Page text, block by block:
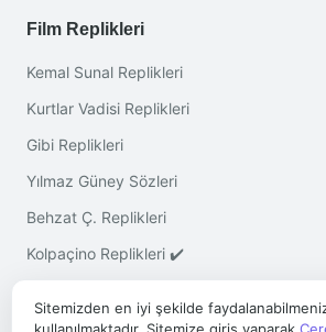
Film Replikleri
Kemal Sunal Replikleri
Kurtlar Vadisi Replikleri
Gibi Replikleri
Yılmaz Güney Sözleri
Behzat Ç. Replikleri
Kolpaçino Replikleri ✔️
Sitemizden en iyi şekilde